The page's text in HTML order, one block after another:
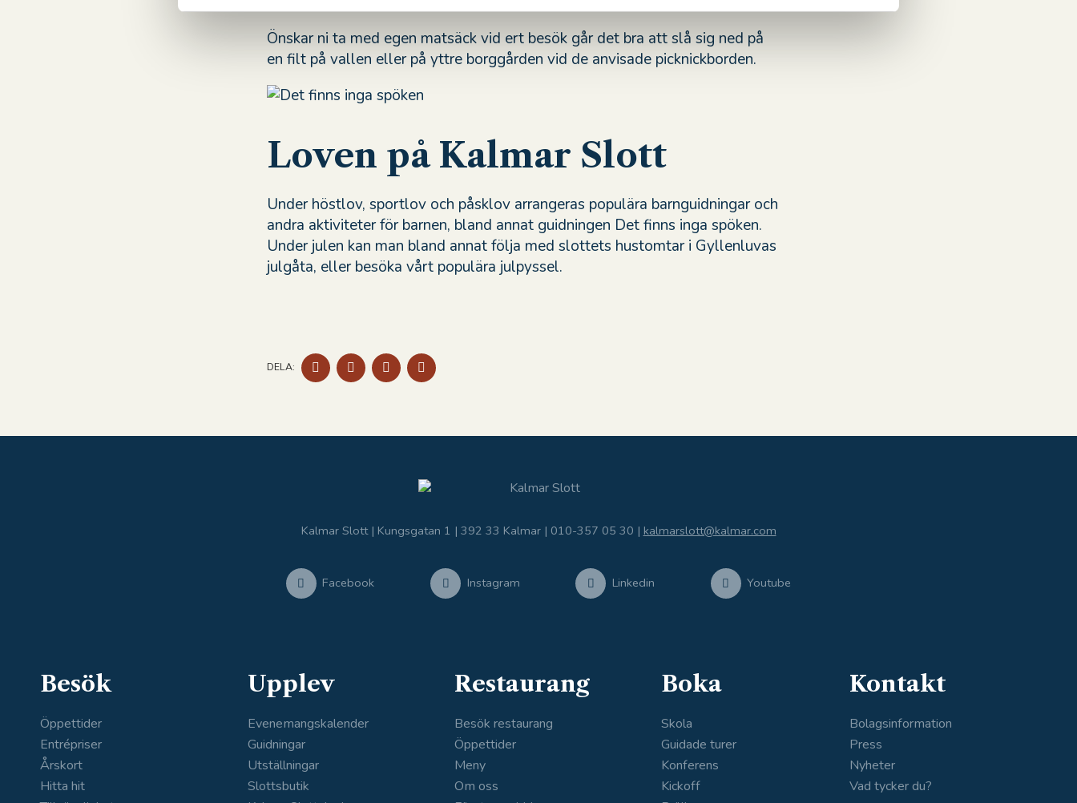
s
Önskar ni ta med egen matsäck vid ert besök går det bra att slå sig ned på
en filt på vallen eller på yttre borggården vid de anvisade picknickborden.
Loven på Kalmar Slott
Under höstlov, sportlov och påsklov arrangeras populära barnguidningar och
andra aktiviteter för barnen, bland annat guidningen Det finns inga spöken.
Under julen kan man bland annat följa med slottets hustomtar i Gyllenluvas
julgåta, eller besöka vårt populära julpyssel.
DELA:
DELA
PÅ
FACEBOOK
DELA
PÅ
TWITTER
DELA
PÅ
LINKEDIN
DELA
PÅ
Kalmar Slott | Kungsgatan 1 | 392 33 Kalmar | 010-357 05 30 | kalmarslott@kalmar.com
Facebook Instagram Linkedin Youtube
Besök
Öppettider
Entrépriser
Årskort
Hitta hit
Upplev
Evenemangskalender
Guidningar
Utställningar
Slottsbutik
Restaurang
Besök restaurang
Öppettider
Meny
Om oss
Boka
Skola
Guidade turer
Konferens
Kickoff
Kontakt
Bolagsinformation
Press
Nyheter
Vad tycker du?